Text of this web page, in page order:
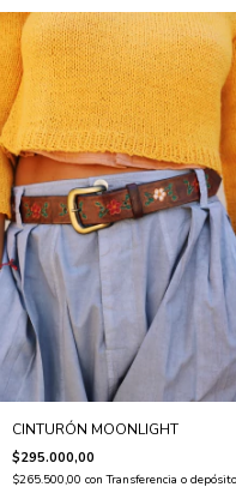
CINTURÓN MOONLIGHT
$295.000,00
$265.500,00 con Transferencia o depósito